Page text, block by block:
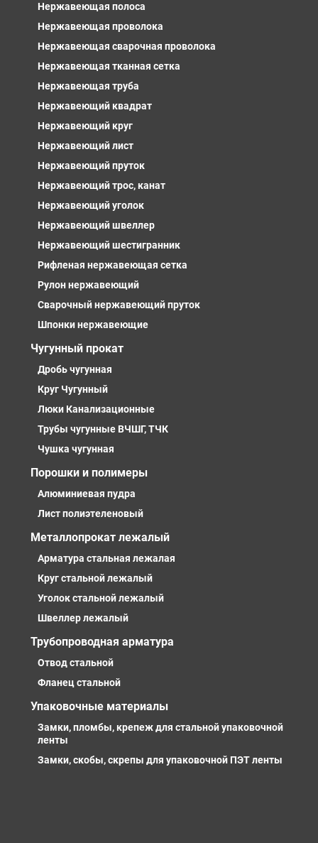
Нержавеющая полоса
Нержавеющая проволока
Нержавеющая сварочная проволока
Нержавеющая тканная сетка
Нержавеющая труба
Нержавеющий квадрат
Нержавеющий круг
Нержавеющий лист
Нержавеющий пруток
Нержавеющий трос, канат
Нержавеющий уголок
Нержавеющий швеллер
Нержавеющий шестигранник
Рифленая нержавеющая сетка
Рулон нержавеющий
Сварочный нержавеющий пруток
Шпонки нержавеющие
Чугунный прокат
Дробь чугунная
Круг Чугунный
Люки Канализационные
Трубы чугунные ВЧШГ, ТЧК
Чушка чугунная
Порошки и полимеры
Алюминиевая пудра
Лист полиэтеленовый
Металлопрокат лежалый
Арматура стальная лежалая
Круг стальной лежалый
Уголок стальной лежалый
Швеллер лежалый
Трубопроводная арматура
Отвод стальной
Фланец стальной
Упаковочные материалы
Замки, пломбы, крепеж для стальной упаковочной
ленты
Замки, скобы, скрепы для упаковочной ПЭТ ленты